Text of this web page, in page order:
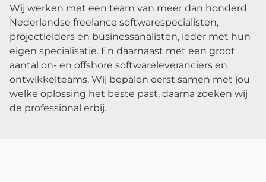
Wij werken met een team van meer dan honderd
Nederlandse freelance softwarespecialisten,
projectleiders en businessanalisten, ieder met hun
eigen specialisatie. En daarnaast met een groot
aantal on- en offshore softwareleveranciers en
ontwikkelteams. Wij bepalen eerst samen met jou
welke oplossing het beste past, daarna zoeken wij
de professional erbij.